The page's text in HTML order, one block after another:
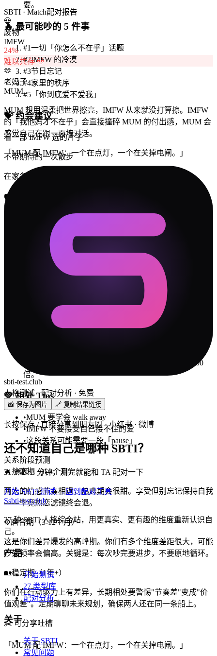
要。
🔥最可能吵的 5 件事
#1一切「你怎么不在乎」话题
#2IMFW 的冷漠
#3节日忘记
#4家里的秩序
#5 「你到底爱不爱我」
💝约会建议
看一部 IMFW 选的片子
不带期待的一次散步
在家各做各的事
🛡️
你们最大的冲突源是「核心价值」维度。不是谁对谁
错，是两个人的出厂设置差太远。接受差异是第一步。
做决定时，一个人靠直觉，一个人靠数据。别催"你怎
么还没想好"，也别嫌"你怎么不过脑子"。给彼此不同的
决策时间。
老妈子 说话比较直，但 废物 可能比你想象中更在意措
辞。批评的时候先肯定，再建议——对 废物 这种类型特
每次吵完架，花 5 分钟复盘"我们到底在吵什么"。大
部分时候答案是：吵的不是事情本身，而是"你不理解
来，双方暂停 15 分钟再继续。比冷战和摔门有效 100
倍。
💚相处 Tips
•MUM 要学会 walk away
•IMFW 不要接受自己接不住的爱
•这段关系可能需要一段「pause」
关系阶段预测
🔥热恋期（0-3个月）
两人的情感节奏相近，热恋期会很甜。享受但别忘记保持自我
——毕竟热恋滤镜终会退。
⚙️磨合期（3-12个月）
这是你们差异爆发的高峰期。你们有多个维度差距很大，可能
吵架频率会偏高。关键是：每次吵完要进步，不要原地循环。
🏡稳定期（1年+）
你们在行动驱力上有差异，长期相处要警惕"节奏差"变成"价
值观差"。定期聊聊未来规划，确保两人还在同一条船上。
✂️可分享吐槽
「 MUM 配 IMFW：一个在点灯，一个在关掉电闸。 」
SBTI · Match配对报告
💀
废物
IMFW
24%
难以共存 💀
🫶
老妈子
MUM
MUM 想用温柔把世界擦亮，IMFW 从来就没打算擦。IMFW
的「我他妈才不在乎」会直接撞碎 MUM 的付出感，MUM 会
感觉自己在跟一面墙对话。
「MUM 配 IMFW：一个在点灯，一个在关掉电闸。 」
sbti-test.club
人格测试 · 配对分析 · 免费
📸 保存为图片 🔗 复制结果链接
长按保存 / 直接分享到朋友圈 · 小红书 · 微博
还不知道自己是哪种 SBTI？
31 道题 3 分钟，测完就能和 TA 配对一下
开始 SBTI 测试 →回到配对工具
Ssbti-test.club
27 种 SBTI 人格综合站，用更真实、更有趣的维度重新认识自
己。
产品
开始测试
27 类型库
配对分析
关于
关于 SBTI
常见问题